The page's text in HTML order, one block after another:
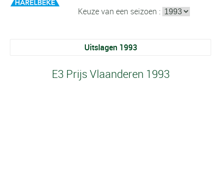
Keuze van een seizoen :
Uitslagen 1993
E3 Prijs Vlaanderen 1993